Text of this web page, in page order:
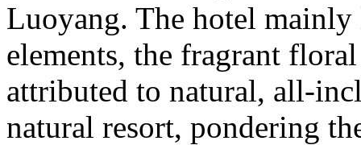
Luoyang. The hotel
elements, the fragrant
attributed to natural, all-
natural resort, pondering